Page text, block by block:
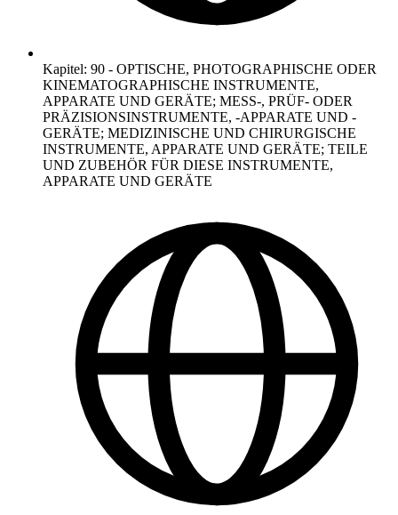
Kapitel: 90 - OPTISCHE, PHOTOGRAPHISCHE ODER
KINEMATOGRAPHISCHE INSTRUMENTE,
APPARATE UND GERÄTE; MESS-, PRÜF- ODER
PRÄZISIONSINSTRUMENTE, -APPARATE UND -
GERÄTE; MEDIZINISCHE UND CHIRURGISCHE
INSTRUMENTE, APPARATE UND GERÄTE; TEILE
UND ZUBEHÖR FÜR DIESE INSTRUMENTE,
APPARATE UND GERÄTE